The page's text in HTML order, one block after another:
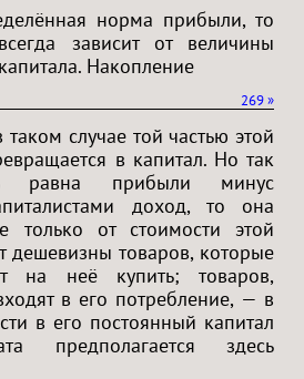
норма прибыли, то
зависит от величины
Накопление
»
269
случае той частью этой
в капитал. Но так
равна прибыли минус
доход, то она
только от стоимости этой
дешевизны товаров, которые
на неё купить; товаров,
в его потребление, — в
в его постоянный капитал
предполагается здесь